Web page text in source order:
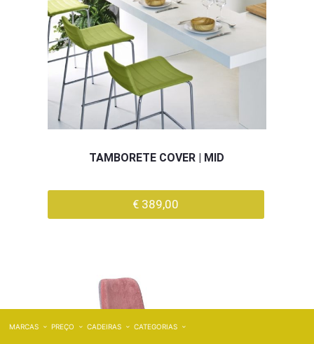
TAMBORETE COVER | MID
€ 389,00
MARCAS PREÇO CADEIRAS CATEGORIAS